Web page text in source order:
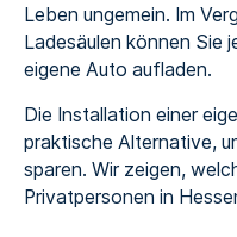
Leben ungemein. Im
Ladesäulen können Sie
eigene Auto aufladen.
Die Installation einer
praktische Alternative,
sparen. Wir zeigen,
Privatpersonen in